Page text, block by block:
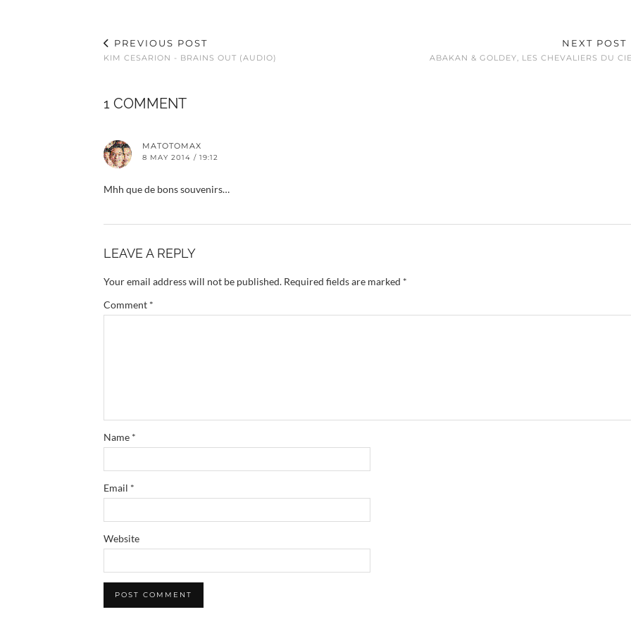
PREVIOUS POST
KIM CESARION - BRAINS OUT (AUDIO)
NEXT POST
ABAKAN & GOLDEY, LES CHEVALIERS DU
1 COMMENT
MATOTOMAX
8 MAY 2014 / 19:12
Mhh que de bons souvenirs…
LEAVE A REPLY
Your email address will not be published. Required fields are marked *
Comment *
Name *
Email *
Website